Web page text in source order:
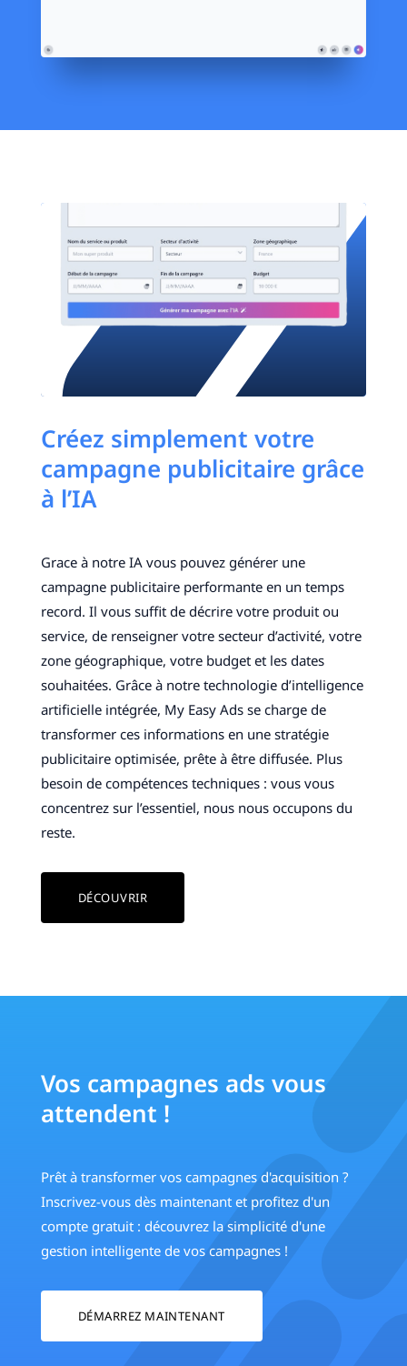
Créez simplement votre
campagne publicitaire grâce
à l’IA
Grace à notre IA vous pouvez générer une
campagne publicitaire performante en un temps
record. Il vous suffit de décrire votre produit ou
service, de renseigner votre secteur d’activité, votre
zone géographique, votre budget et les dates
souhaitées. Grâce à notre technologie d’intelligence
artificielle intégrée, My Easy Ads se charge de
transformer ces informations en une stratégie
publicitaire optimisée, prête à être diffusée. Plus
besoin de compétences techniques : vous vous
concentrez sur l’essentiel, nous nous occupons du
reste.
DÉCOUVRIR
Vos campagnes ads vous
attendent !
Prêt à transformer vos campagnes d'acquisition ?
Inscrivez-vous dès maintenant et profitez d'un
compte gratuit : découvrez la simplicité d'une
gestion intelligente de vos campagnes !
DÉMARREZ MAINTENANT